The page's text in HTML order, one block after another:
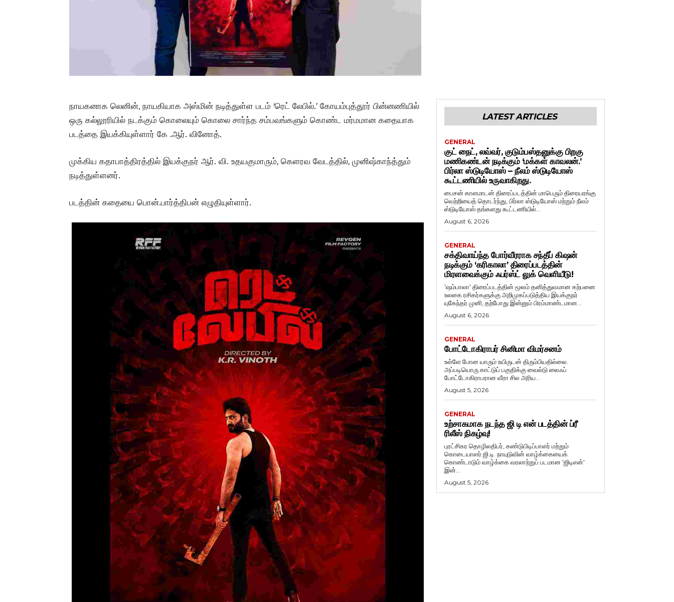
நாயகனாக லெனின், நாயகியாக அஸ்மின் நடித்துள்ள படம் ‘ரெட் லேபில்.’ கோயம்புத்தூர் பின்னணியில்
ஒரு கல்லூரியில் நடக்கும் கொலையும் கொலை சார்ந்த சம்பவங்களும் கொண்ட மர்மமான கதையாக
படத்தை இயக்கியுள்ளார் கே .ஆர். வினோத்.
முக்கிய கதாபாத்திரத்தில் இயக்குநர் ஆர். வி. உதயகுமாரும், கெளரவ வேடத்தில், முனிஷ்காந்த்தும்
நடித்துள்ளனர்.
படத்தின் கதையை பொன்.பார்த்திபன் எழுதியுள்ளார்.
LATEST ARTICLES
GENERAL
குட் நைட், லவ்வர், குடும்பஸ்தனுக்கு பிறகு
மணிகண்டன் நடிக்கும் ‘மக்கள் காவலன்.’
பிர்லா ஸ்டுடியோஸ் – நீலம் ஸ்டுடியோஸ்
கூட்டணியில் உருவாகிறது.
பைசன் காளமாடன் திரைப்படத்தின் மாபெரும் திரையரங்கு
வெற்றியைத் தொடர்ந்து, பிர்லா ஸ்டுடியோஸ் மற்றும் நீலம்
ஸ்டுடியோஸ் தங்களது கூட்டணியில்...
August 6, 2026
GENERAL
சக்திவாய்ந்த போர்வீரராக சந்தீப் கிஷன்
நடிக்கும் ‘கரிகாலா’ திரைப்படத்தின்
மிரளவைக்கும் ஃபர்ஸ்ட் லுக் வெளியீடு!
'ஷம்பாலா' திரைப்படத்தின் மூலம் தனித்துவமான கற்பனை
உலகை ரசிகர்களுக்கு அறிமுகப்படுத்திய இயக்குநர்
யுகேந்தர் முனி, தற்போது இன்னும் பிரம்மாண்டமான...
August 6, 2026
GENERAL
போட்டோகிராபர் சினிமா விமர்சனம்
உள்ளே போன யாரும் உயிருடன் திரும்பியதில்லை.
அப்படியொரு காட்டுப் பகுதிக்கு வைல்டு லைஃப்
போட்டோகிராபரான வீரா சில அரிய...
August 5, 2026
GENERAL
உற்சாகமாக நடந்த ஜி டி என் படத்தின் ப்ரீ
ரிலீஸ் நிகழ்வு!
புரட்சிகர தொழிலதிபர், கண்டுபிடிப்பாளர் மற்றும்
கொடையாளர் ஜி.டி. நாயுடுவின் வாழ்க்கையைக்
கொண்டாடும் வாழ்க்கை வரலாற்றுப் படமான 'ஜிடிஎன்'
இன்...
August 5, 2026